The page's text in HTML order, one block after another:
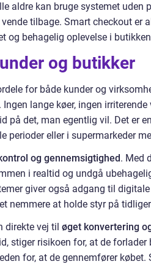
aldre kan bruge systemet uden
tilbage. Smart checkout er
og behagelig oplevelse i
og butikker
for både kunder og
. Ingen lange køer, ingen
på det, man egentlig vil. Det er
perioder eller i supermarkeder
og gennemsigtighed. Med
i realtid og undgå
giver også adgang til
nemmere at holde styr på
direkte vej til øget konvertering
stiger risikoen for, at de
for, at de gennemfører